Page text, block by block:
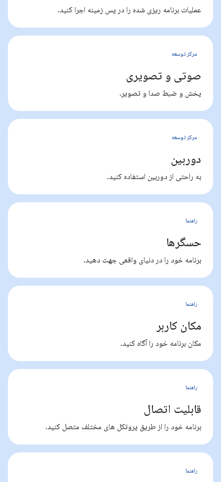
عملیات برنامه ریزی شده را در پس زمینه اجرا کنید.
مرکز توسعه
صوتی و تصویری
پخش و ضبط صدا و تصویر.
مرکز توسعه
دوربین
به راحتی از دوربین استفاده کنید.
راهنما
حسگرها
برنامه خود را در دنیای واقعی جهت دهید.
راهنما
مکان کاربر
مکان برنامه خود را آگاه کنید.
راهنما
قابلیت اتصال
برنامه خود را از طریق پروتکل های مختلف متصل کنید.
راهنما